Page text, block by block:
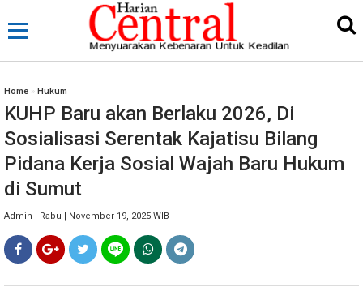
Home » Hukum
KUHP Baru akan Berlaku 2026, Di
Sosialisasi Serentak Kajatisu Bilang
Pidana Kerja Sosial Wajah Baru Hukum
di Sumut
Admin | Rabu | November 19, 2025 WIB